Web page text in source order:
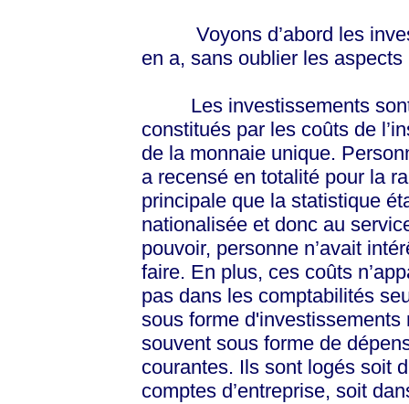
Voyons d’abord les
en a, sans oublier les
Les investissements
constitués par les coûts de
de la monnaie unique.
a recensé en totalité pour la
principale que la statistique
nationalisée et donc au
pouvoir, personne n’avait
faire. En plus, ces coûts
pas dans les comptabilités
sous forme d'investissements
souvent sous forme de
courantes. Ils sont logés soit
comptes d’entreprise, soit